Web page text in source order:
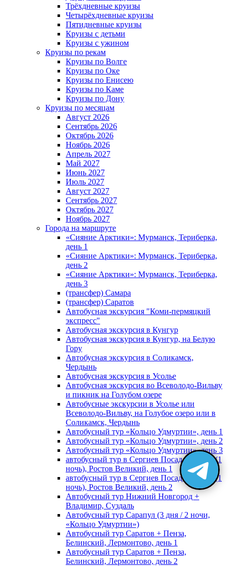
Трёхдневные круизы
Четырёхдневные круизы
Пятидневные круизы
Круизы с детьми
Круизы с ужином
Круизы по рекам
Круизы по Волге
Круизы по Оке
Круизы по Енисею
Круизы по Каме
Круизы по Дону
Круизы по месяцам
Август 2026
Сентябрь 2026
Октябрь 2026
Ноябрь 2026
Апрель 2027
Май 2027
Июнь 2027
Июль 2027
Август 2027
Сентябрь 2027
Октябрь 2027
Ноябрь 2027
Города на маршруте
«Сияние Арктики»: Мурманск, Териберка,
день 1
«Сияние Арктики»: Мурманск, Териберка,
день 2
«Сияние Арктики»: Мурманск, Териберка,
день 3
(трансфер) Самара
(трансфер) Саратов
Автобусная экскурсия "Коми-пермяцкий
экспресс"
Автобусная экскурсия в Кунгур
Автобусная экскурсия в Кунгур, на Белую
Гору
Автобусная экскурсия в Соликамск,
Чердынь
Автобусная экскурсия в Усолье
Автобусная экскурсия во Всеволодо-Вильву
и пикник на Голубом озере
Автобусные экскурсии в Усолье или
Всеволодо-Вильву, на Голубое озеро или в
Соликамск, Чердынь
Автобусный тур «Кольцо Удмуртии», день 1
Автобусный тур «Кольцо Удмуртии», день 2
Автобусный тур «Кольцо Удмуртии», день 3
автобусный тур в Сергиев Посад, Москву (1
ночь), Ростов Великий, день 1
автобусный тур в Сергиев Посад, Москву (1
ночь), Ростов Великий, день 2
Автобусный тур Нижний Новгород +
Владимир, Суздаль
Автобусный тур Сарапул (3 дня / 2 ночи,
«Кольцо Удмуртии»)
Автобусный тур Саратов + Пенза,
Белинский, Лермонтово, день 1
Автобусный тур Саратов + Пенза,
Белинский, Лермонтово, день 2